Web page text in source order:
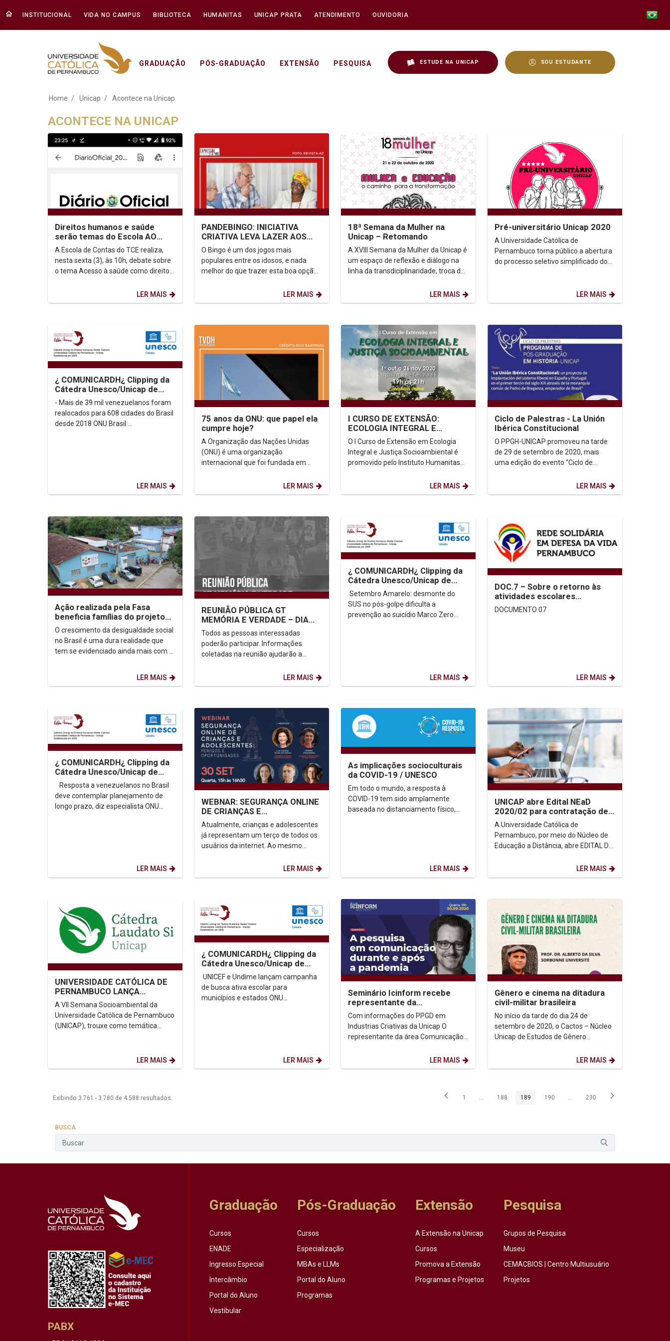
INSTITUCIONAL VIDA NO CAMPUS BIBLIOTECA HUMANITAS UNICAP PRATA ATENDIMENTO OUVIDORIA
GRADUAÇÃO PÓS-GRADUAÇÃO EXTENSÃO PESQUISA ESTUDE NA UNICAP SOU ESTUDANTE
Acontece na Unicap - Unicap
Home Unicap Acontece na Unicap
ACONTECE NA UNICAP
Direitos humanos e saúde
serão temas do Escola AO
VIVO
A Escola de Contas do TCE realiza,
nesta sexta (3), às 10h, debate sobre
o tema Acesso à saúde como direito
LER MAIS
PANDEBINGO: INICIATIVA
CRIATIVA LEVA LAZER AOS
IDOSOS
O Bingo é um dos jogos mais
populares entre os idosos, e nada
melhor do que trazer esta boa opção
LER MAIS
18ª Semana da Mulher na
Unicap – Retomando
A XVIII Semana da Mulher da Unicap é
um espaço de reflexão e diálogo na
linha da transdiciplinaridade, troca de
LER MAIS
Pré-universitário Unicap 2020
A Universidade Católica de
Pernambuco torna público a abertura
do processo seletivo simplificado do
LER MAIS
¿ COMUNICARDH¿ Clipping da
Cátedra Unesco/Unicap de
Direitos Humanos Dom Helder
Camara
- Mais de 39 mil venezuelanos foram
realocados para 608 cidades do Brasil
desde 2018 ONU Brasil:
LER MAIS
75 anos da ONU: que papel ela
cumpre hoje?
A Organização das Nações Unidas
(ONU) é uma organização
internacional que foi fundada em
193 Estados Membros e sua missão
e...
LER MAIS
I CURSO DE EXTENSÃO:
ECOLOGIA INTEGRAL E
JUSTIÇA SOCIOAMBIENTAL –
01/10 a 26/11
O I Curso de Extensão em Ecologia
Integral e Justiça Socioambiental é
promovido pelo Instituto Humanitas
LER MAIS
Ciclo de Palestras - La Unión
Ibérica Constitucional
O PPGH-UNICAP promoveu na tarde
de 29 de setembro de 2020, mais
uma edição do evento “Ciclo de
como convidado o Prof. Dr....LER MAIS
Ação realizada pela Fasa
beneficia famílias do projeto
Ecaj
O crescimento da desigualdade social
no Brasil é uma dura realidade que
tem se evidenciado ainda mais com a
LER MAIS
REUNIÃO PÚBLICA GT
MEMÓRIA E VERDADE – DIA
01/10 – ÀS 18 HORAS
Todos as pessoas interessadas
poderão participar. Informações
coletadas na reunião ajudarão a
Ministério Público Federal...LER MAIS
¿ COMUNICARDH¿ Clipping da
Cátedra Unesco/Unicap de
Direitos Humanos Dom Helder
Camara
Setembro Amarelo: desmonte do
SUS no pós-golpe dificulta a
prevenção ao suicídio Marco Zero
LER MAIS
DOC.7 – Sobre o retorno às
atividades escolares
presenciais no Estado de
DOCUMENTO 07
LER MAIS
¿ COMUNICARDH¿ Clipping da
Cátedra Unesco/Unicap de
Direitos Humanos Dom Helder
Camara
deve contemplar planejamento de
longo prazo, diz especialista ONU
LER MAIS
WEBNAR: SEGURANÇA ONLINE
DE CRIANÇAS E
ADOLESCENTES: PERIGOS E
OPORTUNIDADES – DIA 30/09
– 15H
Atualmente, crianças e adolescentes
já representam um terço de todos os
usuários da internet. Ao mesmo
LER MAIS
As implicações socioculturais
da COVID-19 / UNESCO
Em todo o mundo, a resposta à
COVID-19 tem sido amplamente
baseada no distanciamento físico,
LER MAIS
UNICAP abre Edital NEaD
2020/02 para contratação de
professores conteudistas EaD
A Universidade Católica de
Pernambuco, por meio do Núcleo de
Educação a Distância, abre EDITAL DE
AUTORES (CONTEUDISTAS) HOME
OFFICE,...
LER MAIS
UNIVERSIDADE CATÓLICA DE
PERNAMBUCO LANÇA
CÁTEDRA LAUDATO SI
A VII Semana Socioambiental da
Universidade Católica de Pernambuco
(UNICAP), trouxe como temática
LER MAIS
¿ COMUNICARDH¿ Clipping da
Cátedra Unesco/Unicap de
Direitos Humanos Dom Helder
Camara
UNICEF e Undime lançam campanha
de busca ativa escolar para
municípios e estados ONU
LER MAIS
Seminário Icinform recebe
representante da
Comunicação na Capes
Com informações do PPGD em
Industrias Criativas da Unicap O
representante da área Comunicação
LER MAIS
Gênero e cinema na ditadura
civil-militar brasileira
No início da tarde do dia 24 de
setembro de 2020, o Cactos – Núcleo
Unicap de Estudos de Gênero
LER MAIS
Exibindo 3.761 - 3.780 de 4.588 resultados. Página
1 ...Páginas intermediárias Usar ABA para navegar.
Página
188 Página
189 Página
190 ...Páginas intermediárias Usar ABA
Página
230
BUSCA
PABX
Graduação
Cursos
ENADE
Ingresso Especial
Intercâmbio
Portal do Aluno
Vestibular
Pós-Graduação
Cursos
Especialização
MBAs e LLMs
Portal do Aluno
Programas
Extensão
A Extensão na Unicap
Cursos
Promova a Extensão
Programas e Projetos
Pesquisa
Grupos de Pesquisa
Museu
CEMACBIOS | Centro Multiusuário
Projetos